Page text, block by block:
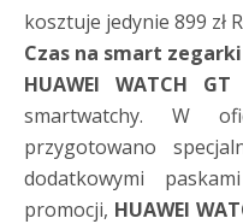
kosztuje jedynie 899 zł
Czas na smart zegarki
HUAWEI WATCH
smartwatchy. W
przygotowano
dodatkowymi
promocji, HUAWEI